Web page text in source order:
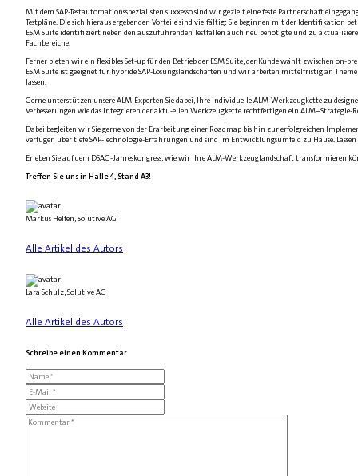
Mit dem SAP-Testautomationsspezialisten suxxesso sind wir gezielt eine feste Partnerschaft
Testpläne. Die sich hieraus ergebenden Vorteile sind vielfältig: Sie beginnen mit der Identifikation
ESM Suite identifiziert neben den auszuführenden Testfällen auch neu benötigte und zu
Fachbereiche.
Ferner bieten wir ein flexibles Set-up für den Betrieb der ESM Suite, der Kunde wählt zwischen on-
ESM Suite ist geeignet für hybride SAP-Lösungslandschaften und wir arbeiten mittelfristig an
lassen.
Gerne unterstützen unsere ALM-Experten Sie dabei, Ihre individuelle ALM-Werkzeugkette zu
Verbesserungen wie das Integrieren der aktu-ellen Werkzeugkette rechtfertigen ein ALM–Strategie-
Dabei begleiten wir Sie gerne von der Erarbeitung einer Roadmap bis hin zur erfolgreichen
verfügen über tiefe SAP-Technologie-Erfahrungen und sind im Entwicklungsumfeld zu Hause.
Erleben Sie auf dem DSAG-Jahreskongress, wie wir Ihre ALM-Werkzeuglandschaft transformieren
Treffen Sie uns in Halle 4, Stand A3!
Markus Helfen, Solutive AG
Alle Artikel des Autors
Lara Schulz, Solutive AG
Alle Artikel des Autors
Schreibe einen Kommentar